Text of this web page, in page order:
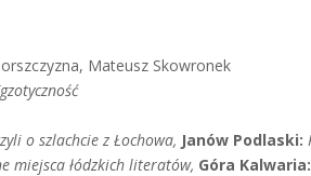
Mateusz Skowronek
o szlachcie z Łochowa, Janów Podlaski:
miejsca łódzkich literatów, Góra Kalwaria: